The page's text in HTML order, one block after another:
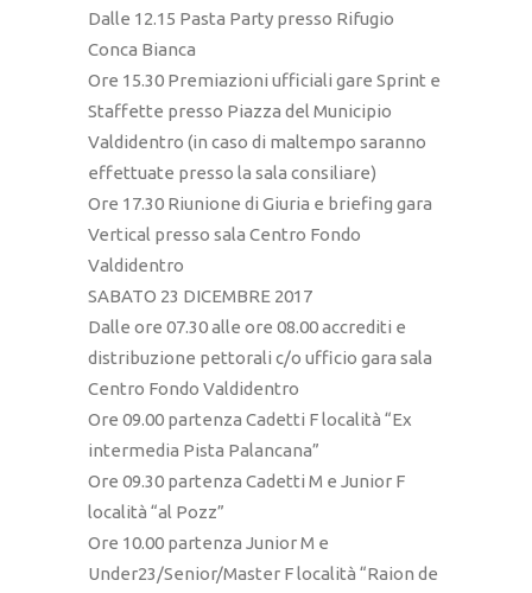
Dalle 12.15 Pasta Party presso Rifugio
Conca Bianca
Ore 15.30 Premiazioni ufficiali gare Sprint e
Staffette presso Piazza del Municipio
Valdidentro (in caso di maltempo saranno
effettuate presso la sala consiliare)
Ore 17.30 Riunione di Giuria e briefing gara
Vertical presso sala Centro Fondo
Valdidentro
SABATO 23 DICEMBRE 2017
Dalle ore 07.30 alle ore 08.00 accrediti e
distribuzione pettorali c/o ufficio gara sala
Centro Fondo Valdidentro
Ore 09.00 partenza Cadetti F località “Ex
intermedia Pista Palancana”
Ore 09.30 partenza Cadetti M e Junior F
località “al Pozz”
Ore 10.00 partenza Junior M e
Under23/Senior/Master F località “Raion de